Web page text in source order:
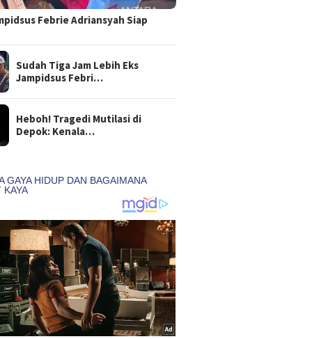
Febrie Adriansyah Siap
Sudah Tiga Jam Lebih Eks
Jampidsus Febri…
Heboh! Tragedi Mutilasi di
Depok: Kenala…